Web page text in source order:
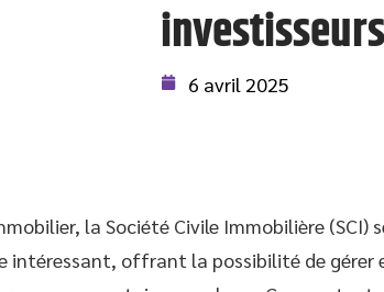
6 avril 2025
la Société Civile Immobilière (SCI)
intéressant, offrant la possibilité de gérer